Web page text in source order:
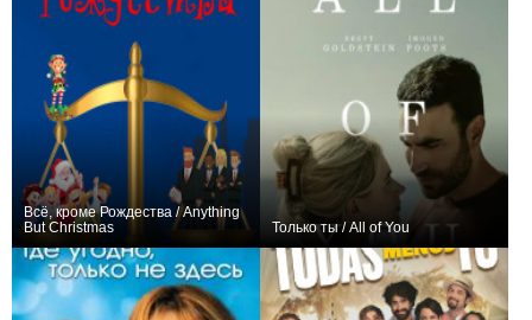
Всё, кроме Рождества / Anything
But Christmas
Только ты / All of You